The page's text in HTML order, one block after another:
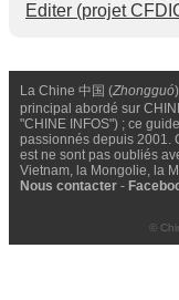
Editer (projet
La Chine 中国 (Zhongguó
principal abordé sur
"CHINE INFOS") ; ce
passionnés depuis 2001.
est ne sont pas oubliés
Vietnam, la Mongolie, la
Nous contacter -
©